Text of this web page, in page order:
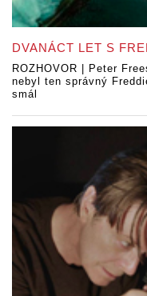
DVANÁCT LET S
ROZHOVOR | Peter
nebyl ten správný
smál